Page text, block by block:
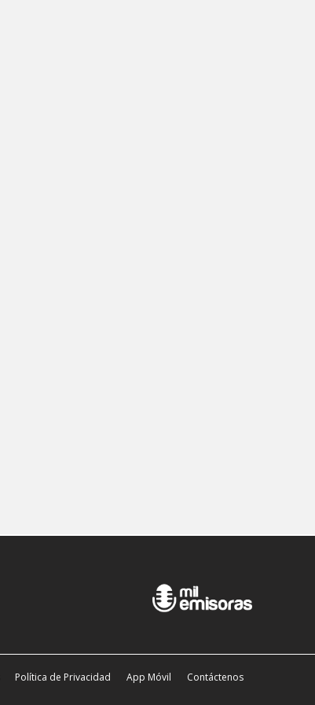
Política de Privacidad App Móvil Contáctenos